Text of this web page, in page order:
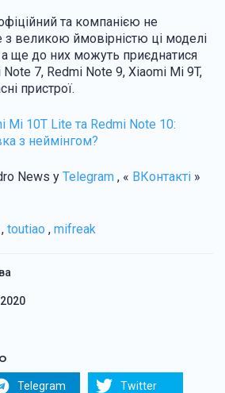
та компанією не
великою ймовірністю ці моделі
ще до них можуть приєднатися
Note 7, Redmi Note 9, Xiaomi Mi 9T,
пристрої.
Mi 10T Lite та Redmi Note 10:
з неймінгом?
News у Telegram , « ВКонтакті »
, toutiao , mifreak
Telegram Twitter